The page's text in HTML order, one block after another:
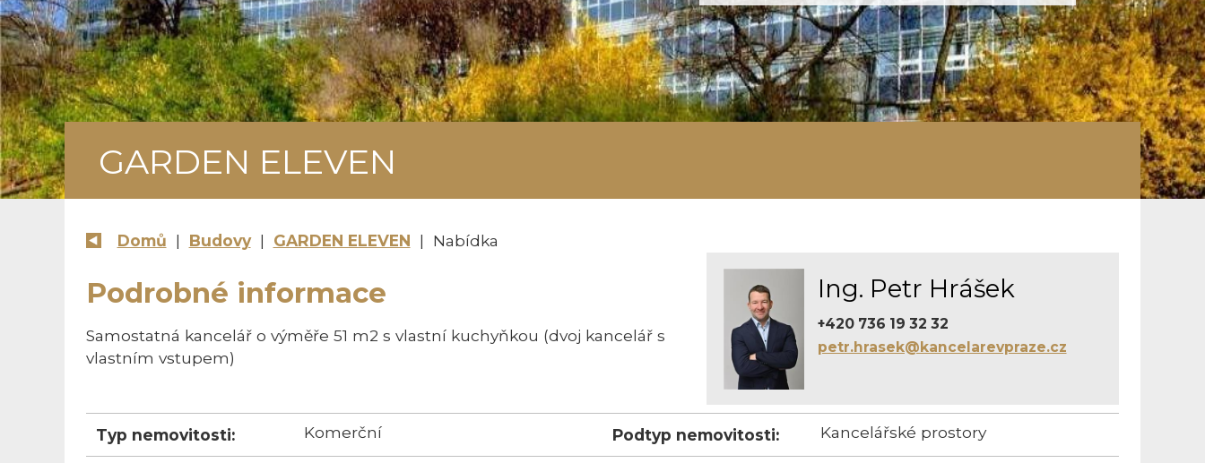
GARDEN ELEVEN
Domů | Budovy| GARDEN ELEVEN | Nabídka
Ing. Petr Hrášek
+420 736 19 32 32
petr.hrasek@kancelarevpraze.cz
Podrobné informace
Samostatná kancelář o výměře 51 m2 s vlastní kuchyňkou (dvoj kancelář s
vlastním vstupem)
Typ nemovitosti: Komerční Podtyp nemovitosti: Kancelářské prostory